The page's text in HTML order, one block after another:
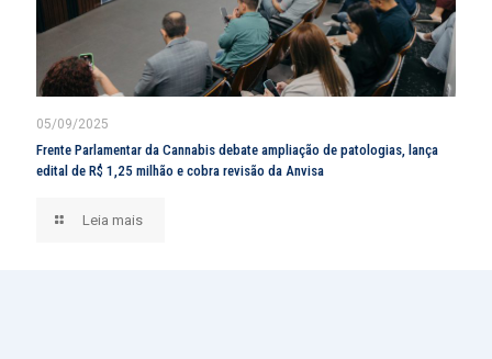
05/09/2025
Frente Parlamentar da Cannabis debate ampliação de patologias, lança
edital de R$ 1,25 milhão e cobra revisão da Anvisa
Leia mais